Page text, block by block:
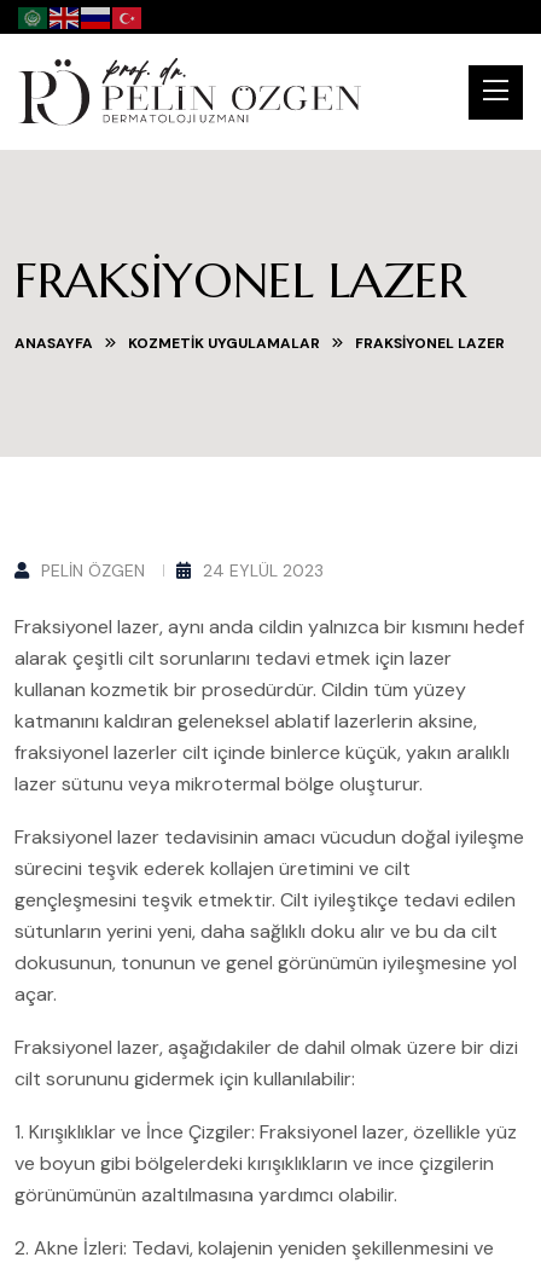
FRAKSIYONEL LAZER
ANASAYFA KOZMETIK UYGULAMALAR FRAKSIYONEL LAZER
PELIN ÖZGEN 24 EYLÜL 2023
Fraksiyonel lazer, aynı anda cildin yalnızca bir kısmını hedef
alarak çeşitli cilt sorunlarını tedavi etmek için lazer
kullanan kozmetik bir prosedürdür. Cildin tüm yüzey
katmanını kaldıran geleneksel ablatif lazerlerin aksine,
fraksiyonel lazerler cilt içinde binlerce küçük, yakın aralıklı
lazer sütunu veya mikrotermal bölge oluşturur.
Fraksiyonel lazer tedavisinin amacı vücudun doğal iyileşme
sürecini teşvik ederek kollajen üretimini ve cilt
gençleşmesini teşvik etmektir. Cilt iyileştikçe tedavi edilen
sütunların yerini yeni, daha sağlıklı doku alır ve bu da cilt
dokusunun, tonunun ve genel görünümün iyileşmesine yol
açar.
Fraksiyonel lazer, aşağıdakiler de dahil olmak üzere bir dizi
cilt sorununu gidermek için kullanılabilir:
1. Kırışıklıklar ve İnce Çizgiler: Fraksiyonel lazer, özellikle yüz
ve boyun gibi bölgelerdeki kırışıklıkların ve ince çizgilerin
görünümünün azaltılmasına yardımcı olabilir.
2. Akne İzleri: Tedavi, kolajenin yeniden şekillenmesini ve